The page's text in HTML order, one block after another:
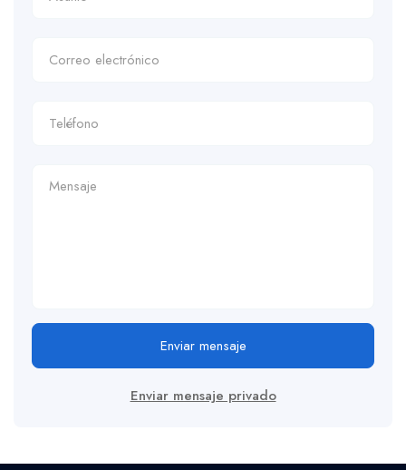
Enviar mensaje
Enviar mensaje privado